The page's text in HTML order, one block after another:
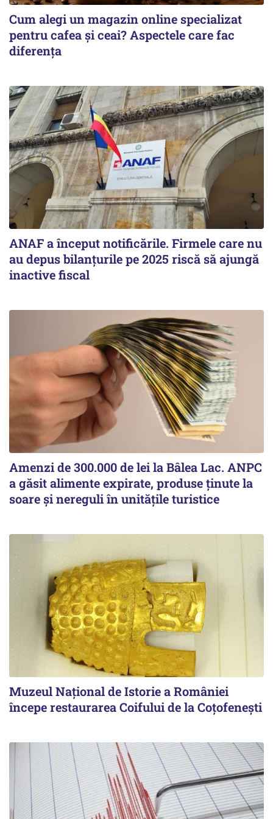
Cum alegi un magazin online specializat
pentru cafea și ceai? Aspectele care fac
diferența
ANAF a început notificările. Firmele care nu
au depus bilanțurile pe 2025 riscă să ajungă
inactive fiscal
Amenzi de 300.000 de lei la Bâlea Lac. ANPC
a găsit alimente expirate, produse ținute la
soare și nereguli în unitățile turistice
Muzeul Național de Istorie a României
începe restaurarea Coifului de la Coțofenești